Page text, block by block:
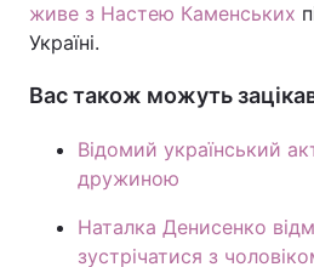
живе з Настею Каменських
Україні.
Вас також можуть
Відомий український
дружиною
Наталка Денисенко
зустрічатися з